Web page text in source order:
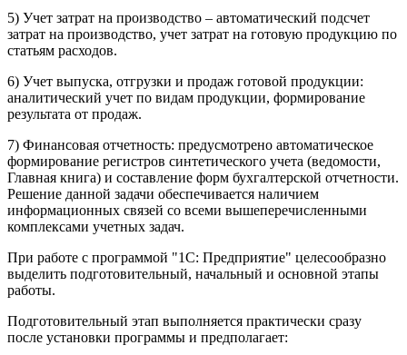
5) Учет затрат на производство – автоматический подсчет
затрат на производство, учет затрат на готовую продукцию по
статьям расходов.
6) Учет выпуска, отгрузки и продаж готовой продукции:
аналитический учет по видам продукции, формирование
результата от продаж.
7) Финансовая отчетность: предусмотрено автоматическое
формирование регистров синтетического учета (ведомости,
Главная книга) и составление форм бухгалтерской отчетности.
Решение данной задачи обеспечивается наличием
информационных связей со всеми вышеперечисленными
комплексами учетных задач.
При работе с программой "1С: Предприятие" целесообразно
выделить подготовительный, начальный и основной этапы
работы.
Подготовительный этап выполняется практически сразу
после установки программы и предполагает: